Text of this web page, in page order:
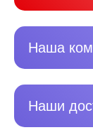
Наша
Наши